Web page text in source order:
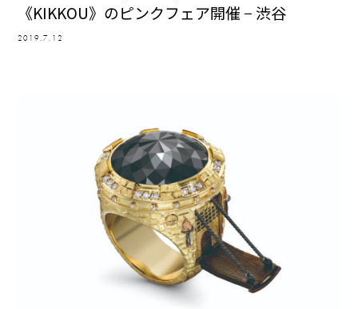
《KIKKOU》のピンクフェア開催 − 渋谷
2019.7.12